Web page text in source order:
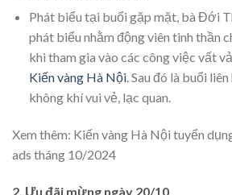
Phát biểu tại buổi gặp mặt, bà Đới
phát biểu nhằm động viên tinh thần
khi tham gia vào các công việc vất
Kiến vàng Hà Nội. Sau đó là buổi
không khí vui vẻ, lạc quan.
Xem thêm: Kiến vàng Hà Nội tuyển
ads tháng 10/2024
2. Ưu đãi mừng ngày 20/10